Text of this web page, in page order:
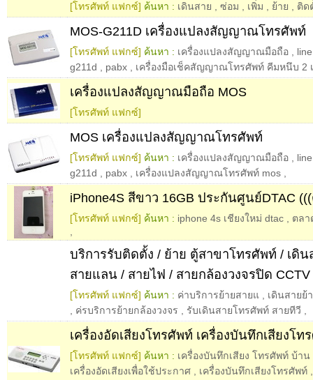
[โทรศัพท์ แฟกซ์] ค้นหา : เดินสาย ซ่อม เพิ่ม ย้าย ติด
MOS-G211D เครื่องแปลงสัญญาณโทรศัพท์
[โทรศัพท์ แฟกซ์] ค้นหา : เครื่องแปลงสัญญาณมือถือ
g211d
pabx เครื่องมือเช็คสัญญาณโทรศัพท์ คีมหนึบ 2
เครื่องแปลงสัญญาณมือถือ MOS
[โทรศัพท์ แฟกซ์]
MOS เครื่องแปลงสัญญาณโทรศัพท์
[โทรศัพท์ แฟกซ์] ค้นหา : เครื่องแปลงสัญญาณมือถือ
g211d
pabx เครื่องแปลงสัญญาณโทรศัพท์ mos
iPhone4S สีขาว 16GB ประกันศูนย์DTAC
[โทรศัพท์ แฟกซ์] ค้นหา : iphone 4s เชียงใหม่ dtac
ตลา
บริการรับติดตั้ง / ย้าย ตู้สาขาโทรศัพท์ / เดิ
สายแลน / สายไฟ / สายกล้องวงจรปิด CCTV
[โทรศัพท์ แฟกซ์] ค้นหา : ค่าบริการย้ายสายแ
เดินสายย้
ค่รบริการย้ายกล้องวงจร รับเดินสายโทรศัพท์ สายทีวี
เครื่องอัดเสียงโทรศัพท์ เครื่องบันทึกเสียงโ
[โทรศัพท์ แฟกซ์] ค้นหา : เครื่องบันทึกเสียง โทรศัพท์ บ้าน
เครื่องอัดเสียงเพื่อใช้ประกาศ
เครื่องบันทึกเสียงโทรศัพท์